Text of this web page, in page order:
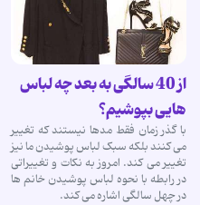
از 40 سالگی به بعد چه لباس
هایی بپوشیم؟
با گذر زمان فقط مدها نیستند که تغییر
می کنند بلکه سبک لباس پوشیدن ما نیز
تغییر می کند. امروز به نکات و تغییراتی
در رابطه با نحوه لباس پوشیدن خانم ها
در چهل سالگی اشاره می کند.